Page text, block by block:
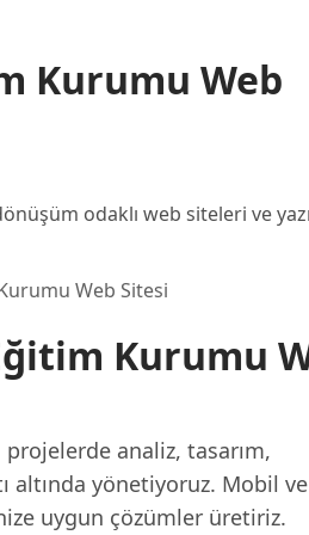
Kurumu Web
odaklı web siteleri ve
Web Sitesi
Kurumu
analiz, tasarım,
yönetiyoruz. Mobil
uygun çözümler üretiriz.